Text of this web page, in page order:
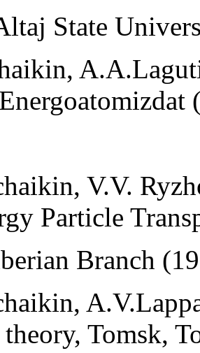
State
V.V.
Particle
Branch
Tomsk,